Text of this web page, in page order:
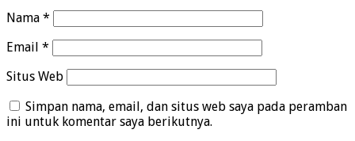
Nama *
Email *
Situs Web
Simpan nama, email, dan situs web saya pada peramban
ini untuk komentar saya berikutnya.